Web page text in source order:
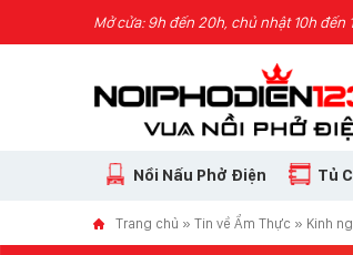
Skip to contentMở cửa: 9h đến 20h, chủ nhật 10h đến
Nồi Nấu Phở Điện Tủ
Trang chủ » Tin về Ẩm Thực » Kinh